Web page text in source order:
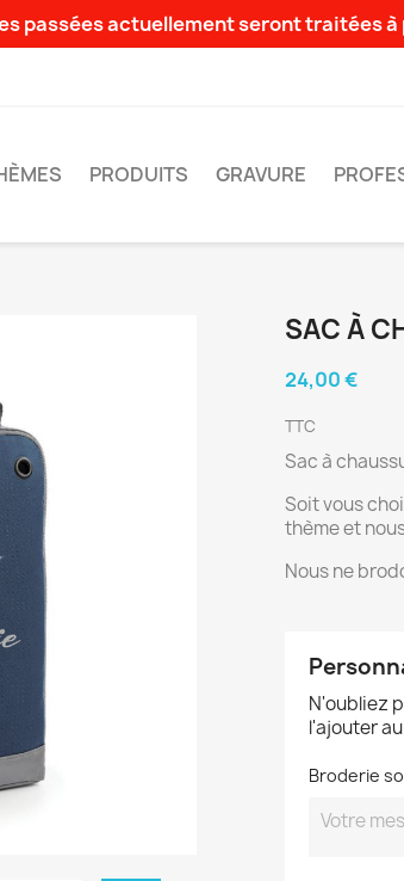
passées actuellement seront traitées
PRODUITS GRAVURE
SAC À
24,00 €
TTC
Sac à
Soit vous
thème et
Nous ne
N'oubliez
l'ajouter
Broderie